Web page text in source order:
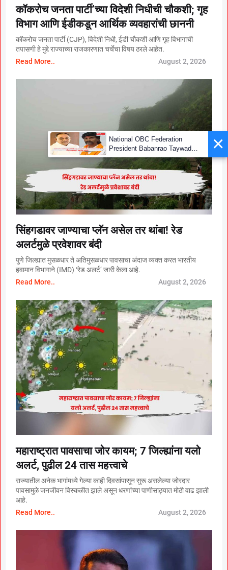
कॉकरोच जनता पार्टी’च्या विदेशी निधीची चौकशी; गृह
विभाग आणि ईडीकडून आर्थिक व्यवहारांची छाननी
कॉकरोच जनता पार्टी (CJP), विदेशी निधी, ईडी चौकशी आणि गृह विभागाची
तपासणी हे मुद्दे राज्याच्या राजकारणात चर्चेचा विषय ठरले आहेत.
Read More..
August 2, 2026
सिंहगडावर जाण्याचा प्लॅन असेल तर थांबा! रेड
अलर्टमुळे प्रवेशावर बंदी
पुणे जिल्ह्यात मुसळधार ते अतिमुसळधार पावसाचा अंदाज व्यक्त करत भारतीय
हवामान विभागाने (IMD) ‘रेड अलर्ट’ जारी केला आहे.
Read More..
August 2, 2026
महाराष्ट्रात पावसाचा जोर कायम; 7 जिल्ह्यांना यलो
अलर्ट, पुढील 24 तास महत्त्वाचे
राज्यातील अनेक भागांमध्ये गेल्या काही दिवसांपासून सुरू असलेल्या जोरदार
पावसामुळे जनजीवन विस्कळीत झाले असून धरणांच्या पाणीसाठ्यात मोठी वाढ झाली
आहे.
Read More..
August 2, 2026
×
National OBC Federation
President Babanrao Taywade
Claims Only 27 Kunbi
Certificates Issued in
Marathwada After September 2
GR; Alarming News for Mano